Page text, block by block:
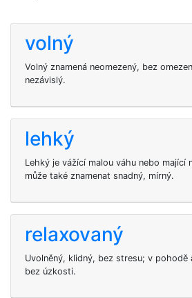
volný
Volný znamená neomezený, bez
nezávislý.
lehký
Lehký je vážící malou váhu nebo mající
může také znamenat snadný, mírný.
relaxovaný
Uvolněný, klidný, bez stresu; v pohodě
bez úzkosti.